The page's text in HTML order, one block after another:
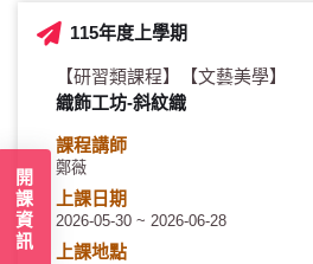
開課資訊
115年度上學期
【研習類課程】
【文藝美學】
織飾工坊-斜紋織
課程講師
鄭薇
上課日期
2026-05-30 ~ 2026-06-28
上課地點